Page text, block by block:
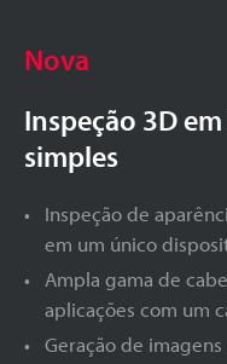
Nova
Inspeção 3D
simples
Inspeção de
em um único
Ampla gama de
aplicações com um
Geração de